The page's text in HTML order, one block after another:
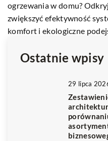
ogrzewania w domu?
zwiększyć efektywność
komfort i ekologiczne
Ostatnie wpisy
29 lipca